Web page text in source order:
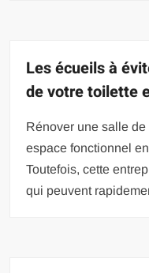
Les écueils à
de votre toilette
Rénover une salle
espace fonctionnel
Toutefois, cette
qui peuvent